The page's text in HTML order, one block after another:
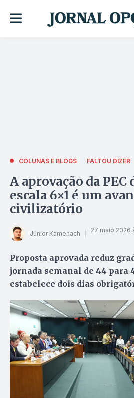
COLUNAS E BLOGS FALTOU DIZER
A aprovação da PEC
escala 6×1 é um
civilizatório
Júnior Kamenach 27 maio 2026
Proposta aprovada reduz
jornada semanal de 44 para
estabelece dois dias